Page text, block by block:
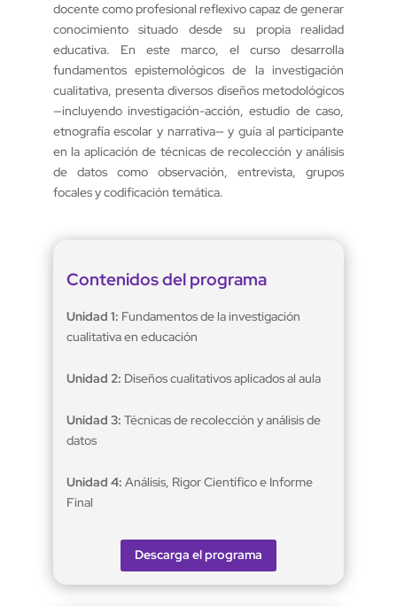
docente como profesional reflexivo capaz de generar
conocimiento situado desde su propia realidad
educativa. En este marco, el curso desarrolla
fundamentos epistemológicos de la investigación
cualitativa, presenta diversos diseños metodológicos
—incluyendo investigación-acción, estudio de caso,
etnografía escolar y narrativa— y guía al participante
en la aplicación de técnicas de recolección y análisis
de datos como observación, entrevista, grupos
focales y codificación temática.
Contenidos del programa
Unidad 1: Fundamentos de la investigación
cualitativa en educación
Unidad 2: Diseños cualitativos aplicados al aula
Unidad 3: Técnicas de recolección y análisis de
datos
Unidad 4: Análisis, Rigor Científico e Informe
Final
Descarga el programa